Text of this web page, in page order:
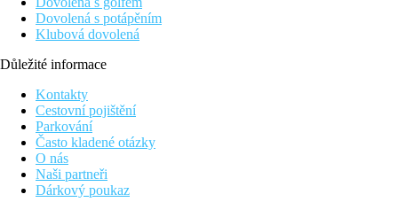
Dovolená s potápěním
Klubová dovolená
Důležité informace
Kontakty
Cestovní pojištění
Parkování
Často kladené otázky
O nás
Naši partneři
Dárkový poukaz